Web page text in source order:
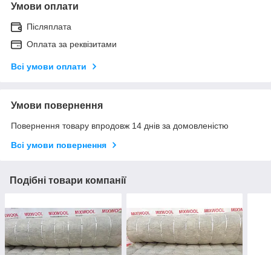
Умови оплати
Післяплата
Оплата за реквізитами
Всі умови оплати
Умови повернення
Повернення товару впродовж 14 днів за домовленістю
Всі умови повернення
Подібні товари компанії